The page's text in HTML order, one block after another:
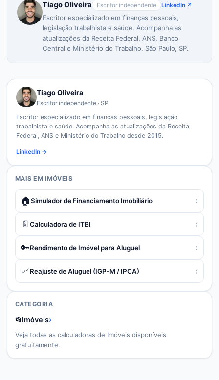
Tiago Oliveira Escritor independente LinkedIn ↗
Escritor especializado em finanças pessoais,
legislação trabalhista e saúde. Acompanha as
atualizações da Receita Federal, ANS, Banco
Central e Ministério do Trabalho. São Paulo, SP.
Tiago Oliveira
Escritor independente · SP
Escritor especializado em finanças pessoais, legislação
trabalhista e saúde. Acompanha as atualizações da Receita
Federal, ANS e Ministério do Trabalho desde 2015.
LinkedIn →
MAIS EM IMÓVEIS
🏠Simulador de Financiamento Imobiliário ›
📄 Calculadora de ITBI ›
🔑Rendimento de Imóvel para Aluguel ›
📈Reajuste de Aluguel (IGP-M / IPCA) ›
CATEGORIA
📂Imóveis›
Veja todas as calculadoras de Imóveis disponíveis
gratuitamente.